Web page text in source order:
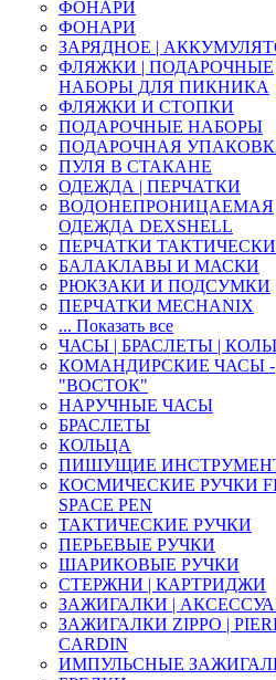
ФОНАРИ
ФОНАРИ
ЗАРЯДНОЕ |
ФЛЯЖКИ | ПОДАРОЧНЫЕ
НАБОРЫ ДЛЯ ПИКНИКА
ФЛЯЖКИ И СТОПКИ
ПОДАРОЧНЫЕ НАБОРЫ
ПОДАРОЧНАЯ
ПУЛЯ В СТАКАНЕ
ОДЕЖДА | ПЕРЧАТКИ
ВОДОНЕПРОНИЦАЕМАЯ
ОДЕЖДА DEXSHELL
ПЕРЧАТКИ
БАЛАКЛАВЫ И МАСКИ
РЮКЗАКИ И ПОДСУМКИ
ПЕРЧАТКИ MECHANIX
... Показать все
ЧАСЫ | БРАСЛЕТЫ |
КОМАНДИРСКИЕ ЧАСЫ -
"ВОСТОК"
НАРУЧНЫЕ ЧАСЫ
БРАСЛЕТЫ
КОЛЬЦА
ПИШУЩИЕ
КОСМИЧЕСКИЕ РУЧКИ
SPACE PEN
ТАКТИЧЕСКИЕ РУЧКИ
ПЕРЬЕВЫЕ РУЧКИ
ШАРИКОВЫЕ РУЧКИ
СТЕРЖНИ | КАРТРИДЖИ
ЗАЖИГАЛКИ |
ЗАЖИГАЛКИ ZIPPO |
CARDIN
ИМПУЛЬСНЫЕ